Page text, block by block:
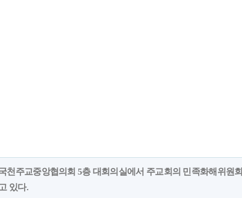
천주교중앙협의회 5층 대회의실에서 주교회의 민족화해위원회
있다.